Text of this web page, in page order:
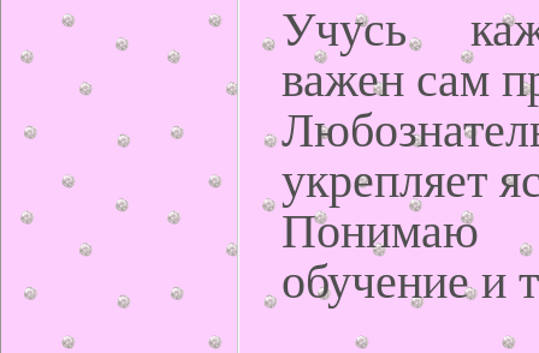
Учусь
важен сам
укрепляет
Понимаю
обучение и